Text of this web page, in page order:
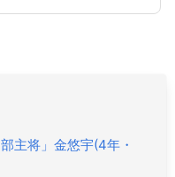
主将」金悠宇(4年・